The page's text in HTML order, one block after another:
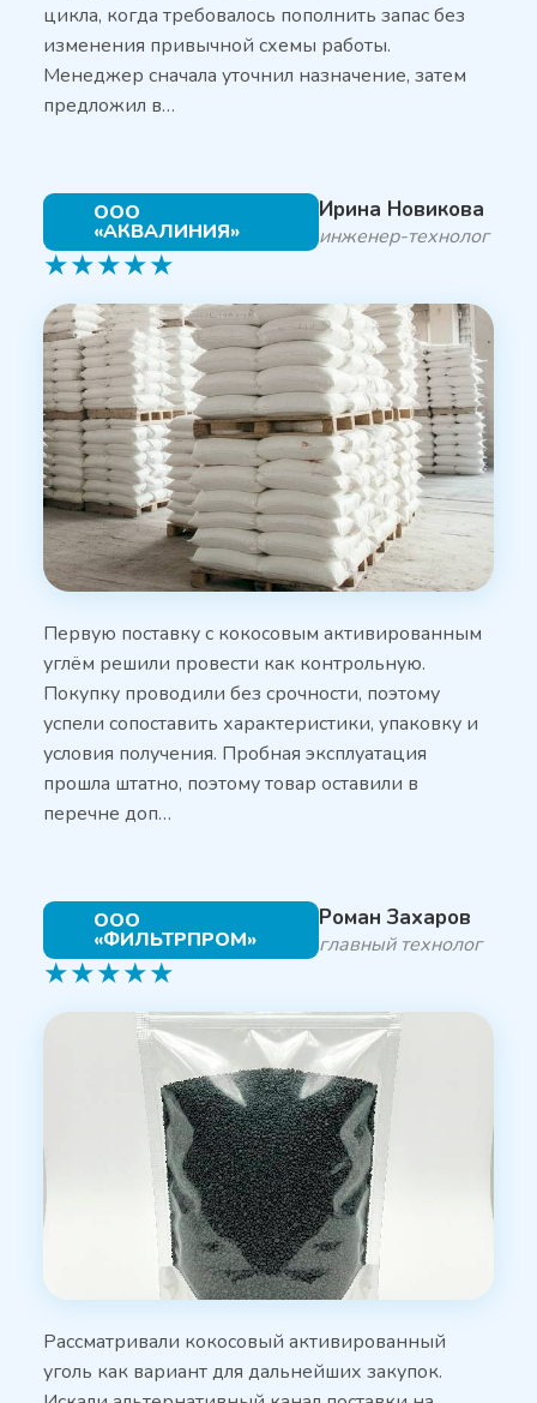
цикла, когда требовалось пополнить запас без
изменения привычной схемы работы.
Менеджер сначала уточнил назначение, затем
предложил в…
ООО
«АКВАЛИНИЯ»
Ирина Новикова
инженер-технолог
★★★★★
Первую поставку с кокосовым активированным
углём решили провести как контрольную.
Покупку проводили без срочности, поэтому
успели сопоставить характеристики, упаковку и
условия получения. Пробная эксплуатация
прошла штатно, поэтому товар оставили в
перечне доп…
ООО
«ФИЛЬТРПРОМ»
Роман Захаров
главный технолог
★★★★★
Рассматривали кокосовый активированный
уголь как вариант для дальнейших закупок.